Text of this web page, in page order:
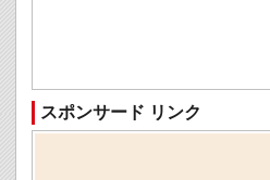
スポンサード リンク